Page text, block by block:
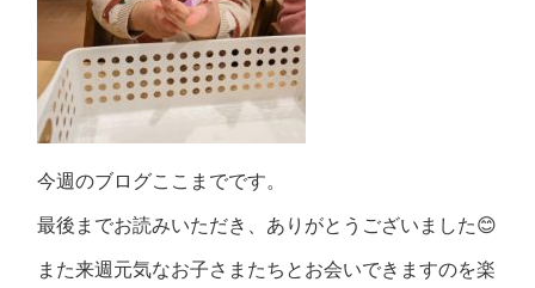
今週のブログここまでです。
最後までお読みいただき、ありがとうございました😊
また来週元気なお子さまたちとお会いできますのを楽